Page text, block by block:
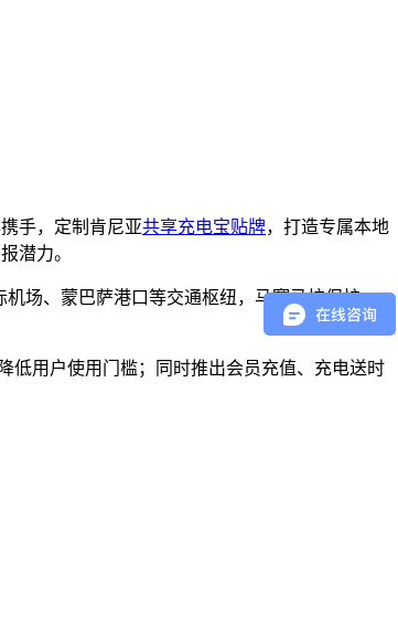
手，定制肯尼亚共享充电宝贴牌，打造专属本地
潜力。
机场、蒙巴萨港口等交通枢纽，马赛马拉保护
低用户使用门槛；同时推出会员充值、充电送时